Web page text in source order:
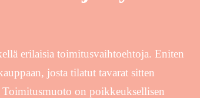
erilaisia toimitusvaihtoehtoja. Eniten
josta tilatut tavarat sitten
on poikkeuksellisen